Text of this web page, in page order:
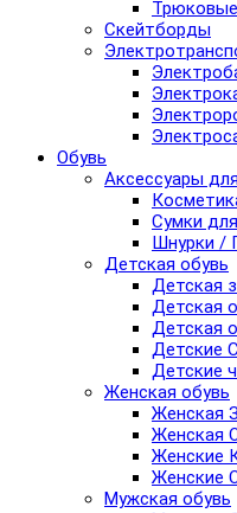
Скейтборды
Обувь
Аксессуары
Сумки
Шнурки /
Детская обувь
Детская
Детская
Детская
Детские
Детские
Женская обувь
Женская
Женская
Женские
Женские
Мужская обувь